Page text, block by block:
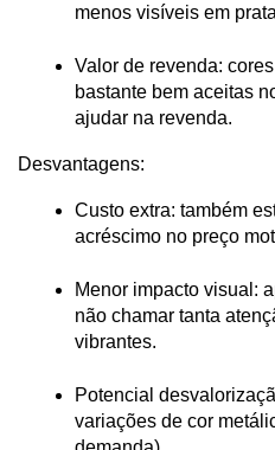
menos visíveis em
Valor de revenda:
bastante bem aceitas
ajudar na revenda.
Desvantagens:
Custo extra: também
acréscimo no preço
Menor impacto visual:
não chamar tanta
vibrantes.
Potencial
variações de cor